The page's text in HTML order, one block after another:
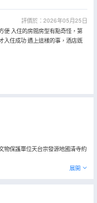
評價於：2026年05月25日
便 入住的房間房型有點奇怪，第
入住成功 遇上這樣的事，酒店既
物保護單位天台宗發源地國清寺約
築面積21500平方米，建築高度
品質管理，以雷迪森品牌核心價
讓賓客足不出戶也能盡情飽覽青
展開